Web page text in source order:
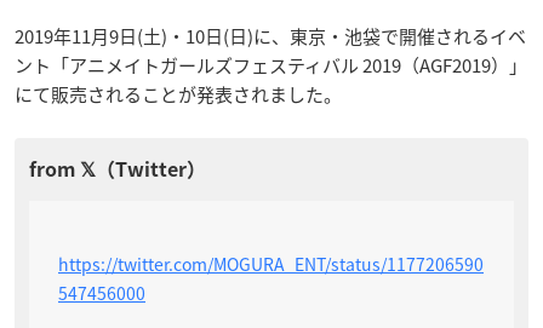
2019年11月9日(土)・10日(日)に、東京・池袋で開催されるイベ
ント「アニメイトガールズフェスティバル 2019（AGF2019）」
にて販売されることが発表されました。
https://twitter.com/MOGURA_ENT/status/1177206590
547456000